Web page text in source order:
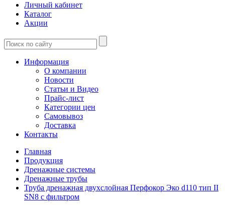
Личный кабинет
Каталог
Акции
Информация
О компании
Новости
Статьи и Видео
Прайс-лист
Категории цен
Самовывоз
Доставка
Контакты
Главная
Продукция
Дренажные системы
Дренажные трубы
Труба дренажная двухслойная Перфокор Эко d110 тип II
SN8 с фильтром